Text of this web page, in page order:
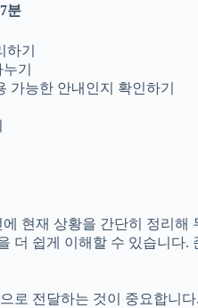
분
기
기
가능한 안내인지 확인하기
현재 상황을 간단히 정리
더 쉽게 이해할 수 있습니
로 전달하는 것이 중요합니